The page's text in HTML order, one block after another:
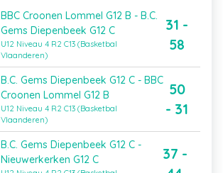
BBC Croonen Lommel G12 B - B.C.
Gems Diepenbeek G12 C
U12 Niveau 4 R2 C13 (Basketbal
Vlaanderen)
31 -
58
B.C. Gems Diepenbeek G12 C - BBC
Croonen Lommel G12 B
U12 Niveau 4 R2 C13 (Basketbal
Vlaanderen)
50
- 31
B.C. Gems Diepenbeek G12 C -
Nieuwerkerken G12 C
37 -